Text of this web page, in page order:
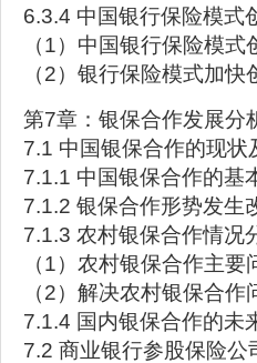
6.3.4 中国银行保险模式
（1）中国银行保险模式
（2）银行保险模式加快
第7章：银保合作发展分
7.1 中国银保合作的现状
7.1.1 中国银保合作的基
7.1.2 银保合作形势发生
7.1.3 农村银保合作情况
（1）农村银保合作主要
（2）解决农村银保合作
7.1.4 国内银保合作的未
7.2 商业银行参股保险公